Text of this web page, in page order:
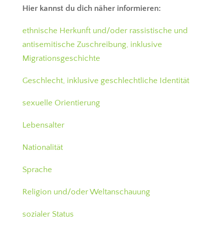
Hier kannst du dich näher informieren:
ethnische Herkunft und/oder rassistische und
antisemitische Zuschreibung, inklusive
Migrationsgeschichte
Geschlecht, inklusive geschlechtliche Identität
sexuelle Orientierung
Lebensalter
Nationalität
Sprache
Religion und/oder Weltanschauung
sozialer Status